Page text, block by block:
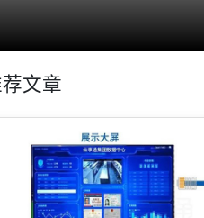
文章